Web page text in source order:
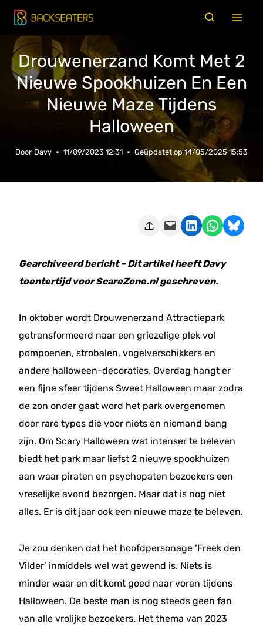
Doorgaan
naar
inhoud
Drouwenerzand Komt Met 2
Nieuwe Spookhuizen En Een
Nieuwe Maze Tijdens
Halloween
Door Davy 11/09/2023 12:31 Geüpdatet op 14/05/2025 15:53
Deze pagina e-mailen Delen op LinkedIn Delen via WhatsApp Share on Bluesky
Gearchiveerd bericht – Dit artikel heeft Davy
toentertijd voor ScareZone.nl geschreven.
In oktober wordt Drouwenerzand Attractiepark
getransformeerd naar een griezelige plek vol
pompoenen, strobalen, vogelverschikkers en
andere halloween-decoraties. Overdag hangt er
een fijne sfeer tijdens Sweet Halloween maar zodra
de zon onder gaat word het park overgenomen
door rare types die voor niets en niemand bang
zijn. Om Scary Halloween wat intenser te beleven
biedt het park maar liefst 2 nieuwe spookhuizen
aan waar piraten en psychopaten bezoekers een
vreselijke avond bezorgen. Maar dat is nog niet
alles. Er is dit jaar ook een nieuwe maze te beleven.
Je zou denken dat het hoofdpersonage ‘Freek den
Vilder’ inmiddels wel wat gewend is. Niets is
minder waar en dit komt goed naar voren tijdens
Halloween. De beste man is nog steeds geen fan
van alle vrolijke bezoekers. Het thema van 2023